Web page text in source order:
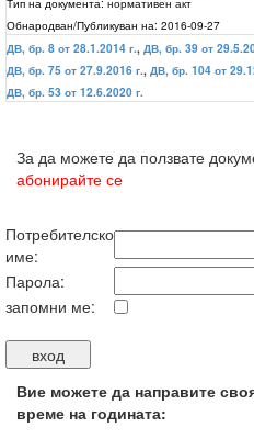
Обнародван/Публикуван на: 2016-09-27
ДВ, бр. 8 от 28.1.2014 г., ДВ, бр. 39 от
ДВ, бр. 75 от 27.9.2016 г., ДВ, бр. 104 от
ДВ, бр. 53 от 12.6.2020 г.
За да можете да ползвате
абонирайте се
Потребителско
име:
Парола:
запомни ме:
Вие можете да направите
време на годината: